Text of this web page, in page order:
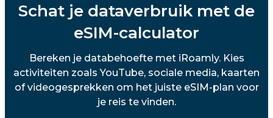
Schat je dataverbruik met de
eSIM-calculator
Bereken je databehoefte met iRoamly. Kies
activiteiten zoals YouTube, sociale media, kaarten
of videogesprekken om het juiste eSIM-plan voor
je reis te vinden.